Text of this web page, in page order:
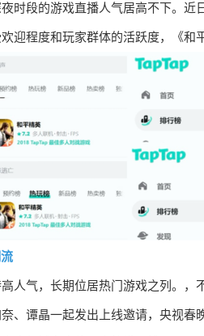
时段的游戏直播人气居高不下。
迎程度和玩家群体的活跃度，《和
人气，长期位居热门游戏之列。
、谭晶一起发出上线邀请，央视